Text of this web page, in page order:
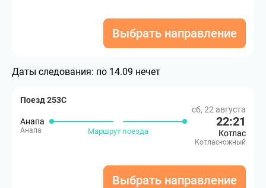
Выбрать направление
Даты следования: по 14.09 нечет
Поезд 253С
Анапа
Анапа Маршрут поезда
сб, 22 августа
22:21
Котлас
Котлас-южный
Выбрать направление